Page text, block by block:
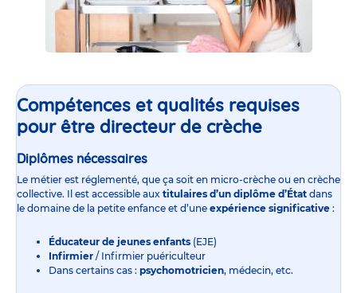
Compétences et qualités requises
pour être directeur de crèche
Diplômes nécessaires
Le métier est réglementé, que ça soit en micro-crèche ou en crèche
collective. Il est accessible aux titulaires d’un diplôme d’État dans
le domaine de la petite enfance et d’une expérience significative :
Éducateur de jeunes enfants (EJE)
Infirmier / Infirmier puériculteur
Dans certains cas : psychomotricien, médecin, etc.